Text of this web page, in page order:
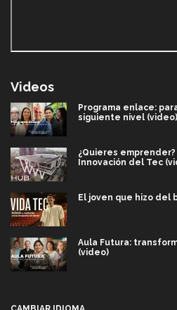
Videos
Programa enlace:
siguiente nivel (video)
¿Quieres
Innovación del Tec
El joven que hizo del
Aula Futura:
(video)